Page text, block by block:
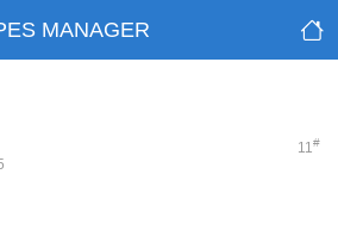
MANAGER
11#